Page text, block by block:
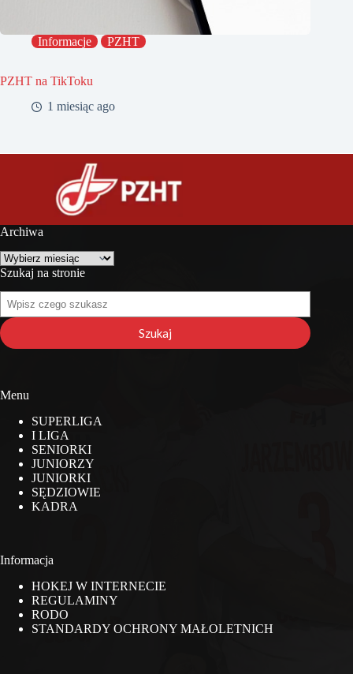
Informacje PZHT
PZHT na TikToku
1 miesiąc ago
Archiwa
Archiwa
Szukaj na stronie
Szukaj
na
stronie
Szukaj
Menu
SUPERLIGA
I LIGA
SENIORKI
JUNIORZY
JUNIORKI
SĘDZIOWIE
KADRA
Informacja
HOKEJ W INTERNECIE
REGULAMINY
RODO
STANDARDY OCHRONY MAŁOLETNICH